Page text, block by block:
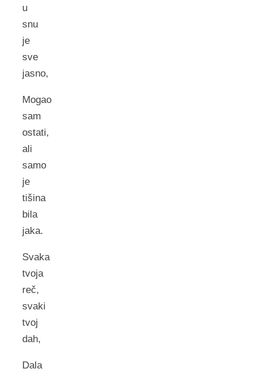
u
snu
je
sve
jasno,
Mogao
sam
ostati,
ali
samo
je
tišina
bila
jaka.
Svaka
tvoja
reč,
svaki
tvoj
dah,
Dala